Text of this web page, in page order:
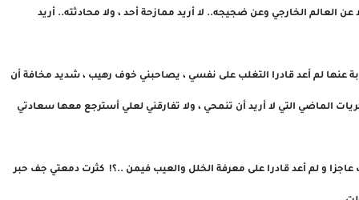
العالم الخارجي وعن ضجيجه.. لا أريد ممازحة أحد ، ولا محادثته.. أريد
عنها لم أعد قادرا التغلب على نفسي ، يصاحبني خوف رهيب ، شديد مخافة أن
الماضي التي لا أريد أن تنمحي ، ولا تفارقني لعلي أسترجع معها سعادتي
و لم أعد قادرا على معرفة الخلل والعيب فيمن ..؟! كثرت دمعتي جف حبر